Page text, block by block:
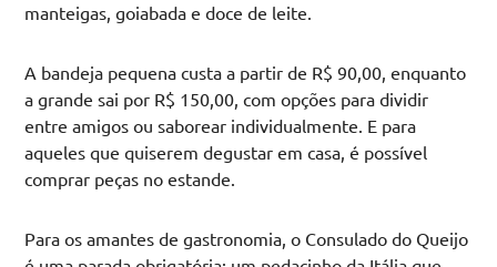
manteigas, goiabada e doce de leite.
A bandeja pequena custa a partir de R$ 90,00, enquanto
a grande sai por R$ 150,00, com opções para dividir
entre amigos ou saborear individualmente. E para
aqueles que quiserem degustar em casa, é possível
comprar peças no estande.
Para os amantes de gastronomia, o Consulado do Queijo